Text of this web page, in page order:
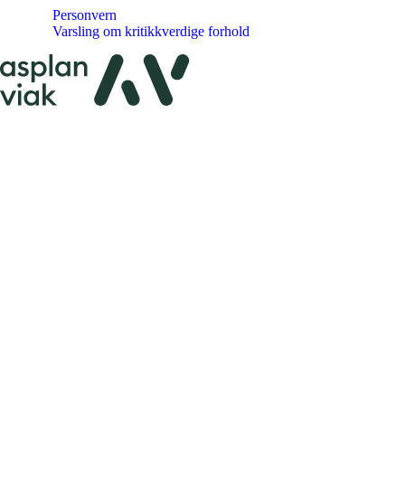
Personvern
Varsling om kritikkverdige forhold